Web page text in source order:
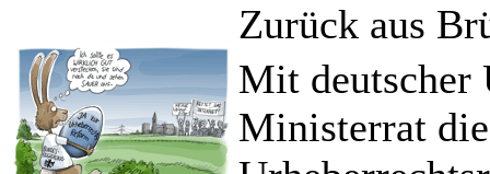
Zurück aus
Mit deutscher
Ministerrat